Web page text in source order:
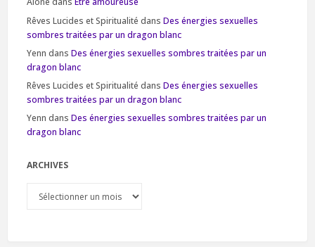
Rêves Lucides et Spiritualité dans Des énergies sexuelles
sombres traitées par un dragon blanc
Yenn dans Des énergies sexuelles sombres traitées par un
dragon blanc
Rêves Lucides et Spiritualité dans Des énergies sexuelles
sombres traitées par un dragon blanc
Yenn dans Des énergies sexuelles sombres traitées par un
dragon blanc
ARCHIVES